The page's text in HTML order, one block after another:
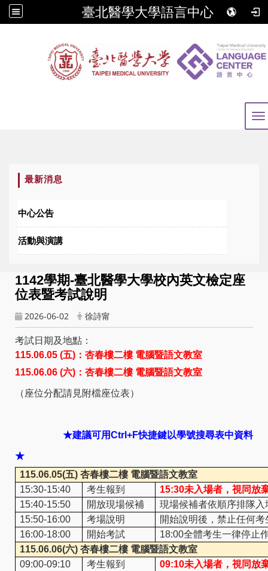
臺北醫學大學語言中心
最新消息
中心公告
活動與演講
1142學期-臺北醫學大學校內英文檢定座
位表暨考試說明
2026-06-02 徐詩甯
考試日期及地點：
115.06.05 (五)： 杏春樓二樓 電腦暨語文教室
115.06.06 (六)： 杏春樓二樓 電腦暨語文教室
（座位分配請見附檔座位表）
★建議可用Ctrl+F快捷鍵以學號搜尋表中資料
★
115.06.05(五) 杏春樓二樓 電腦暨語文教室
15:30-15:40
考生報到 15:30未入場者，視同放
15:40-15:50
開放現場候補
現場候補者依順序排隊入
15:50-16:00
考場說明
開始說明後，禁止任何
16:00-18:00
開始考試 18:00全體考生一律停止
115.06.06(六) 杏春樓二樓 電腦暨語文教室
09:00-09:10
考生報到 09:10未入場者，視同放